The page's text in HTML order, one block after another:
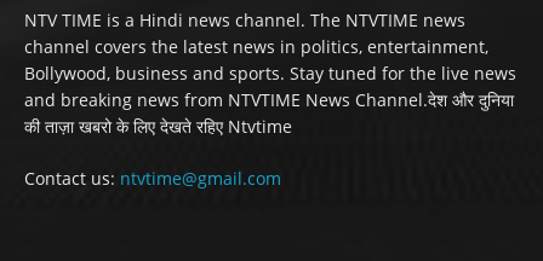
NTV TIME is a Hindi news channel. The NTVTIME news
channel covers the latest news in politics, entertainment,
Bollywood, business and sports. Stay tuned for the live news
and breaking news from NTVTIME News Channel.देश और दुनिया
की ताज़ा खबरो के लिए देखते रहिए Ntvtime
Contact us: ntvtime@gmail.com